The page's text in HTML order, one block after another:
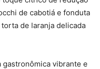
de cabotiá e fonduta
de laranja delicada
vibrante e